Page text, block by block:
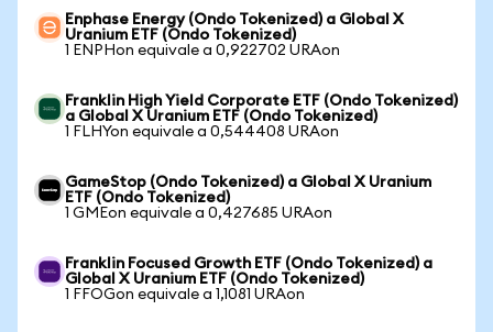
Enphase Energy (Ondo Tokenized) a Global X
Uranium ETF (Ondo Tokenized)
1 ENPHon equivale a 0,922702 URAon
Franklin High Yield Corporate ETF (Ondo Tokenized)
a Global X Uranium ETF (Ondo Tokenized)
1 FLHYon equivale a 0,544408 URAon
GameStop (Ondo Tokenized) a Global X Uranium
ETF (Ondo Tokenized)
1 GMEon equivale a 0,427685 URAon
Franklin Focused Growth ETF (Ondo Tokenized) a
Global X Uranium ETF (Ondo Tokenized)
1 FFOGon equivale a 1,1081 URAon